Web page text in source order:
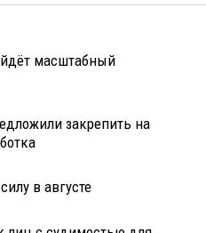
масштабный
закрепить на
в августе